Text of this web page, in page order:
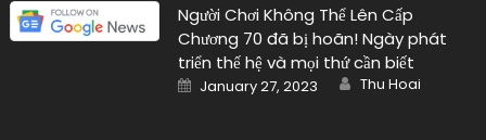
Người Chơi Không Thể Lên Cấp
Chương 70 đã bị hoãn! Ngày phát
triển thế hệ và mọi thứ cần biết
Posted
on
January 27, 2023 Author
Thu Hoai